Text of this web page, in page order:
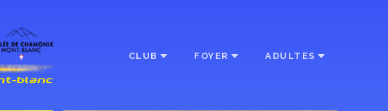
CLUB FOYER ADULTES